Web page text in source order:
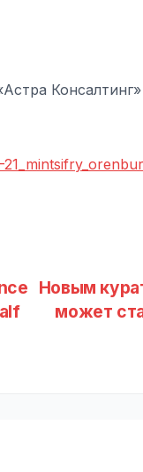
Новым
может